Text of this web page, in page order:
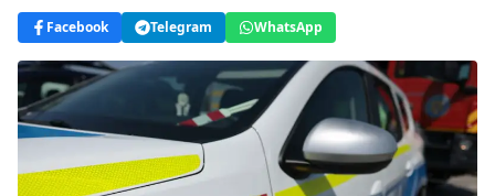
Facebook Telegram WhatsApp